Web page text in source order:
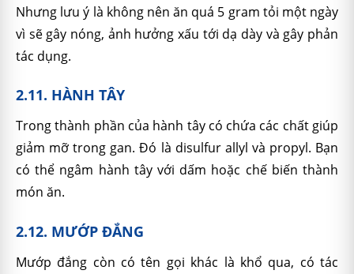
Nhưng lưu ý là không nên ăn quá 5 gram tỏi một ngày
vì sẽ gây nóng, ảnh hưởng xấu tới dạ dày và gây phản
tác dụng.
2.11. HÀNH TÂY
Trong thành phần của hành tây có chứa các chất giúp
giảm mỡ trong gan. Đó là disulfur allyl và propyl. Bạn
có thể ngâm hành tây với dấm hoặc chế biến thành
món ăn.
2.12. MƯỚP ĐẮNG
Mướp đắng còn có tên gọi khác là khổ qua, có tác